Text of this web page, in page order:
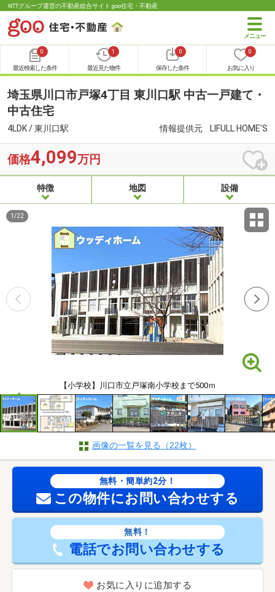
NTTグループ運営の不動産総合サイト goo住宅・不動産
0
最近検索した条件
1
最近見た物件
0
保存した条件
0
お気に入り
埼玉県川口市戸塚4丁目 東川口駅 中古一戸建て・
中古住宅
4LDK / 東川口駅 情報提供元 LIFULL HOME'S
価格4,099万円
特徴 地図 設備
【小学校】川口市立戸塚南小学校まで500ｍ
1 /22
画像の一覧を見る（22枚）
無料・簡単約2分！
この物件にお問い合わせする
無料！
電話でお問い合わせする
お気に入りに追加する